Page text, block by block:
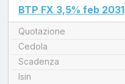
unread messages
BTP FX 3,5% feb 2031
Quotazione
Cedola
Scadenza
Isin